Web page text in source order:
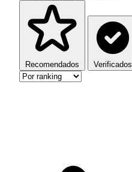
Recomendados Verificados